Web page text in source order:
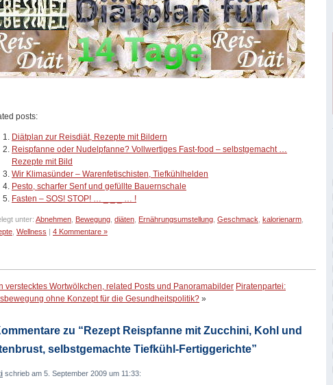
posts:
Diätplan zur Reisdiät, Rezepte mit Bildern
Reispfanne oder Nudelpfanne? Vollwertiges Fast-food – selbstgemacht …
Rezepte mit Bild
Wir Klimasünder – Warenfetischisten, Tiefkühlhelden
Pesto, scharfer Senf und gefüllte Bauernschale
Fasten – SOS! STOP! … _ _ _ … !
unter: Abnehmen Bewegung diäten Ernährungsumstellung Geschmack kalorienarm
Wellness | 4 Kommentare »
verstecktes Wortwölkchen, related Posts und Panoramabilder Piratenpartei:
ohne Konzept für die Gesundheitspolitik? »
zu “Rezept Reispfanne mit Zucchini, Kohl und
selbstgemachte Tiefkühl-Fertiggerichte”
schrieb am 5. September 2009 um 11:33: